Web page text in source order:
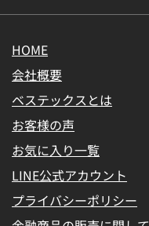
HOME
会社概要
ベステックスとは
お客様の声
お気に入り一覧
LINE公式アカウント
プライバシーポリシー